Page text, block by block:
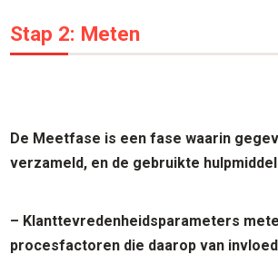
Stap 2: Meten
De Meetfase is een fase waarin
verzameld, en de gebruikte
– Klanttevredenheidsparameters
procesfactoren die daarop van